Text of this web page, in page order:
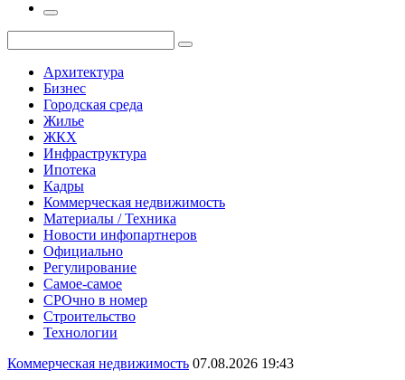
Архитектура
Бизнес
Городская среда
Жилье
ЖКХ
Инфраструктура
Ипотека
Кадры
Коммерческая недвижимость
Материалы / Техника
Новости инфопартнеров
Официально
Регулирование
Самое-самое
СРОчно в номер
Строительство
Технологии
Коммерческая недвижимость 07.08.2026 19:43